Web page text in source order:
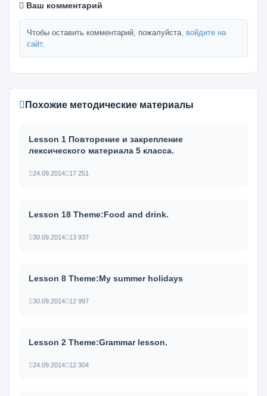
Ваш комментарий
Чтобы оставить комментарий, пожалуйста, войдите на
сайт.
Похожие методические материалы
Lesson 1 Повторение и закрепление
лексического материала 5 класса.
24.09.2014 17 251
Lesson 18 Theme:Food and drink.
30.09.2014 13 937
Lesson 8 Theme:My summer holidays
30.09.2014 12 997
Lesson 2 Theme:Grammar lesson.
24.09.2014 12 304